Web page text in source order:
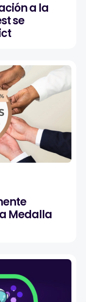
a la
se
Medalla